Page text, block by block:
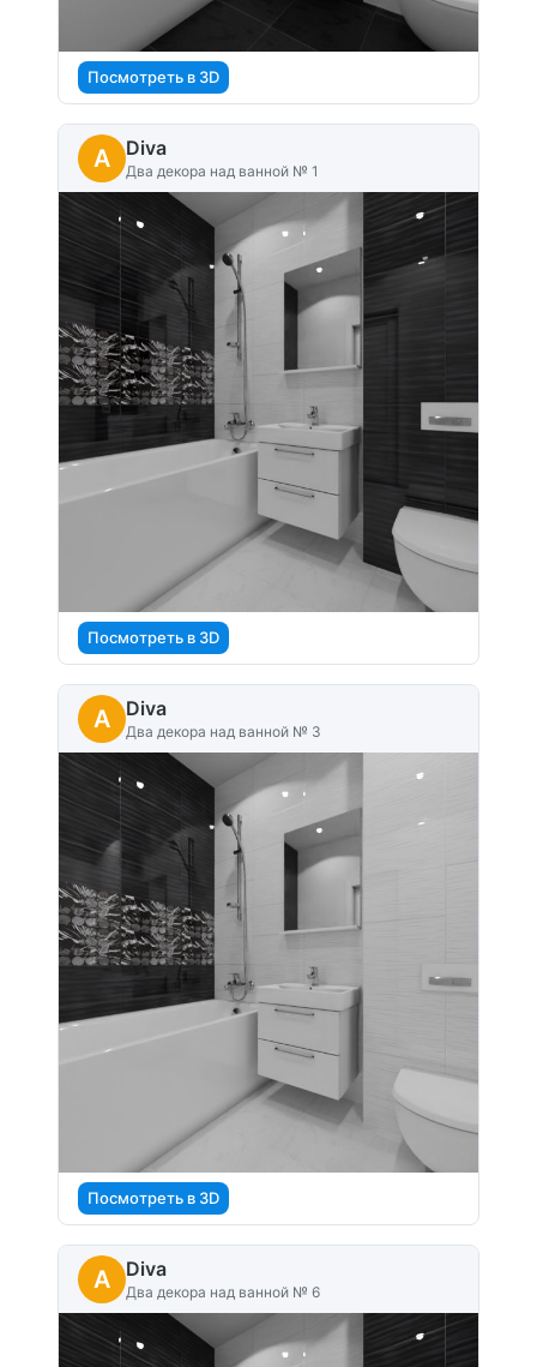
Посмотреть в 3D
A Diva
Два декора над ванной № 1
Посмотреть в 3D
A Diva
Два декора над ванной № 3
Посмотреть в 3D
A Diva
Два декора над ванной № 6